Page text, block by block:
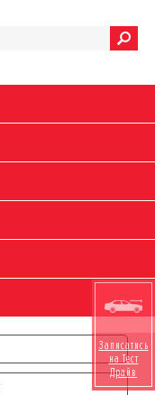
Записатись
на Тест
Драйв